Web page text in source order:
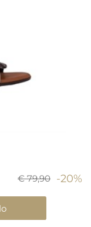
€ 79,90 -20%